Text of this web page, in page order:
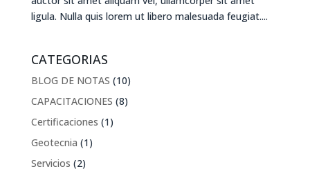
ligula. Nulla quis lorem ut libero malesuada feugiat....
CATEGORIAS
BLOG DE NOTAS (10)
CAPACITACIONES (8)
Certificaciones (1)
Geotecnia (1)
Servicios (2)